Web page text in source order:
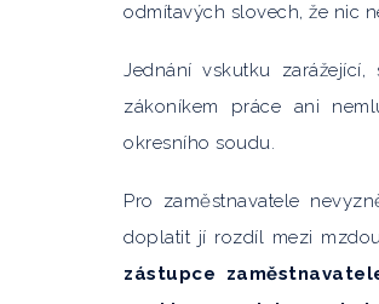
odmítavých slovech, že nic
Jednání vskutku
zákoníkem práce ani
okresního soudu.
Pro zaměstnavatele
doplatit jí rozdíl mezi
zástupce